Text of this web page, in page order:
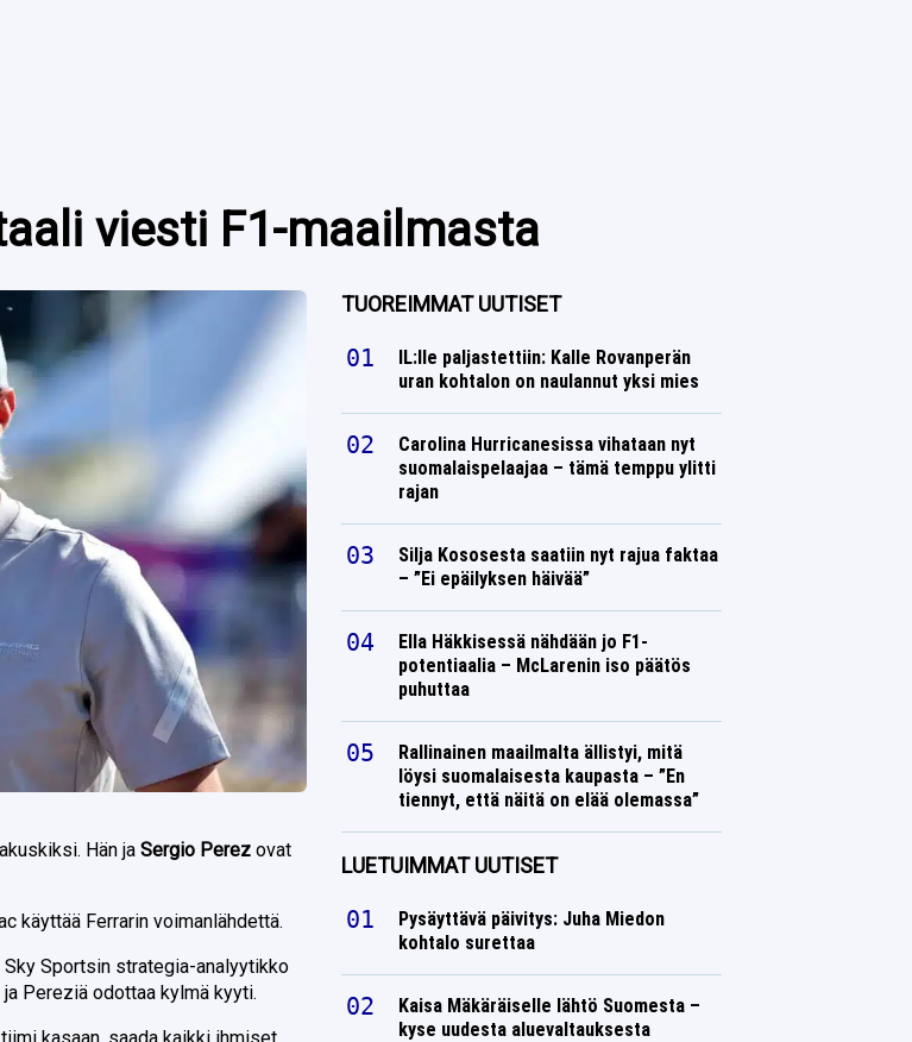
viesti F1-maailmasta
Hän jaSergio Perez ovat
käyttää Ferrarin voimanlähdettä.
Sportsin strategia-analyytikko
Pereziä odottaa kylmä kyyti.
kasaan, saada kaikki ihmiset
TUOREIMMAT UUTISET
IL:lle paljastettiin: Kalle Rovanperän
uran kohtalon on naulannut yksi mies
Carolina Hurricanesissa vihataan nyt
suomalaispelaajaa – tämä temppu ylitti
rajan
Silja Kososesta saatiin nyt rajua faktaa
– ”Ei epäilyksen häivää”
Ella Häkkisessä nähdään jo F1-
potentiaalia – McLarenin iso päätös
puhuttaa
Rallinainen maailmalta ällistyi, mitä
löysi suomalaisesta kaupasta – ”En
tiennyt, että näitä on elää olemassa”
LUETUIMMAT UUTISET
Pysäyttävä päivitys: Juha Miedon
kohtalo surettaa
Kaisa Mäkäräiselle lähtö Suomesta –
kyse uudesta aluevaltauksesta